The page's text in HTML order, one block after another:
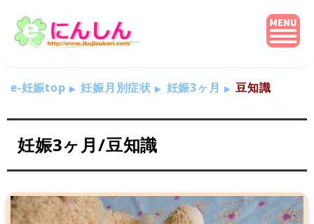
e-妊娠top 妊娠月別症状 妊娠3ヶ月 豆知識
妊娠3ヶ月/豆知識